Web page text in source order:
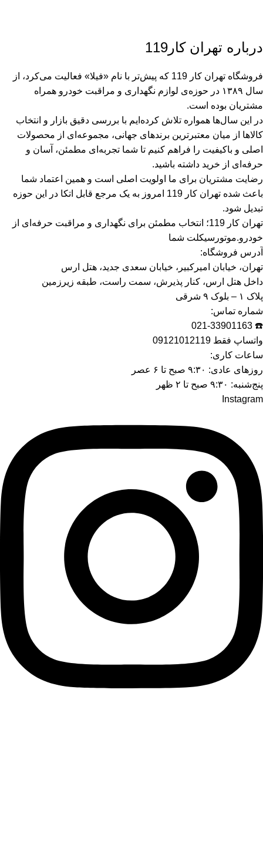
درباره تهران کار119
فروشگاه تهران کار 119 که پیش‌تر با نام «فیلا» فعالیت می‌کرد، از
سال ۱۳۸۹ در حوزه‌ی لوازم نگهداری و مراقبت خودرو همراه
مشتریان بوده است.
در این سال‌ها همواره تلاش کرده‌ایم با بررسی دقیق بازار و انتخاب
کالاها از میان معتبرترین برندهای جهانی، مجموعه‌ای از محصولات
اصلی و باکیفیت را فراهم کنیم تا شما تجربه‌ای مطمئن، آسان و
حرفه‌ای از خرید داشته باشید.
رضایت مشتریان برای ما اولویت اصلی است و همین اعتماد شما
باعث شده تهران کار 119 امروز به یک مرجع قابل اتکا در این حوزه
تبدیل شود.
تهران کار 119؛ انتخاب مطمئن برای نگهداری و مراقبت حرفه‌ای از
خودرو.موتورسیکلت شما
آدرس فروشگاه:
تهران، خیابان امیرکبیر، خیابان سعدی جدید، هتل ارس
داخل هتل ارس، کنار پذیرش، سمت راست، طبقه زیرزمین
پلاک ۱ – بلوک ۹ شرقی
شماره تماس:
☎️ 021-33901163
واتساپ فقط 09121012119
ساعات کاری:
روزهای عادی: ۹:۳۰ صبح تا ۶ عصر
پنج‌شنبه: ۹:۳۰ صبح تا ۲ ظهر
Instagram